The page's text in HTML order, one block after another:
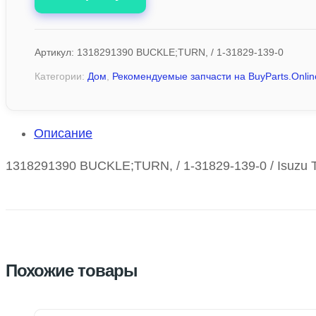
Артикул: 1318291390 BUCKLE;TURN, / 1-31829-139-0
Категории: Дом, Рекомендуемые запчасти на
Описание
1318291390 BUCKLE;TURN, / 1-31829-139-0 / Isuzu
Похожие товары